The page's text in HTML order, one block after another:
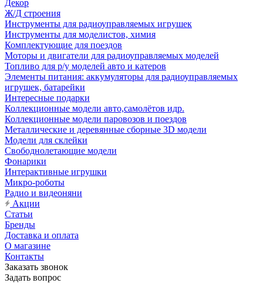
Декор
Ж/Д строения
Инструменты для радиоуправляемых игрушек
Инструменты для моделистов, химия
Комплектующие для поездов
Моторы и двигатели для радиоуправляемых моделей
Топливо для р/у моделей авто и катеров
Элементы питания: аккумуляторы для радиоуправляемых
игрушек, батарейки
Интересные подарки
Коллекционные модели авто,самолётов идр.
Коллекционные модели паровозов и поездов
Металлические и деревянные сборные 3D модели
Модели для склейки
Свободнолетающие модели
Фонарики
Интерактивные игрушки
Микро-роботы
Радио и видеоняни
Акции
Статьи
Бренды
Доставка и оплата
О магазине
Контакты
Заказать звонок
Задать вопрос